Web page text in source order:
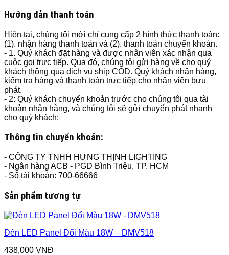
Hướng dẫn thanh toán
Hiện tại, chúng tôi mới chỉ cung cấp 2 hình thức thanh toán:
(1). nhận hàng thanh toán và (2). thanh toán chuyển khoản.
- 1. Quý khách đặt hàng và được nhân viên xác nhận qua
cuộc gọi trực tiếp. Qua đó, chúng tôi gửi hàng về cho quý
khách thông qua dịch vụ ship COD. Quý khách nhận hàng,
kiểm tra hàng và thanh toán trực tiếp cho nhân viên bưu
phát.
- 2: Quý khách chuyển khoản trước cho chúng tôi qua tài
khoản nhân hàng, và chúng tôi sẽ gửi chuyển phát nhanh
cho quý khách:
Thông tin chuyển khoản:
- CÔNG TY TNHH HƯNG THỊNH LIGHTING
- Ngân hàng ACB - PGD Bình Triệu, TP. HCM
- Số tài khoản: 700-66666
Sản phẩm tương tự
Đèn LED Panel Đổi Màu 18W – DMV518
438,000 VNĐ